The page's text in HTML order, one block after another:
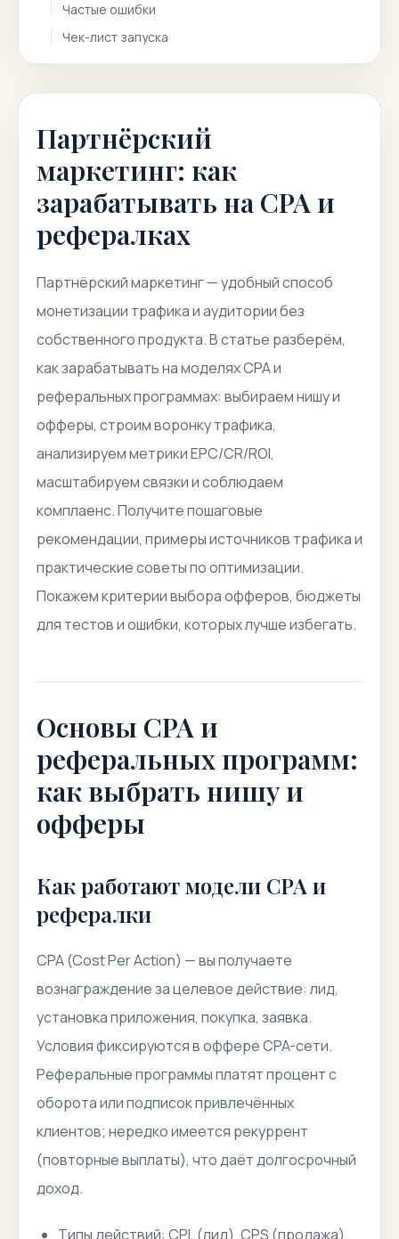
Частые ошибки
Чек-лист запуска
Партнёрский
маркетинг: как
зарабатывать на CPA и
рефералках
Партнёрский маркетинг — удобный способ
монетизации трафика и аудитории без
собственного продукта. В статье разберём,
как зарабатывать на моделях CPA и
реферальных программах: выбираем нишу и
офферы, строим воронку трафика,
анализируем метрики EPC/CR/ROI,
масштабируем связки и соблюдаем
комплаенс. Получите пошаговые
рекомендации, примеры источников трафика и
практические советы по оптимизации.
Покажем критерии выбора офферов, бюджеты
для тестов и ошибки, которых лучше избегать.
Основы CPA и
реферальных программ:
как выбрать нишу и
офферы
Как работают модели CPA и
рефералки
CPA (Cost Per Action) — вы получаете
вознаграждение за целевое действие: лид,
установка приложения, покупка, заявка.
Условия фиксируются в оффере CPA-сети.
Реферальные программы платят процент с
оборота или подписок привлечённых
клиентов; нередко имеется рекуррент
(повторные выплаты), что даёт долгосрочный
доход.
Типы действий: CPL (лид), CPS (продажа),